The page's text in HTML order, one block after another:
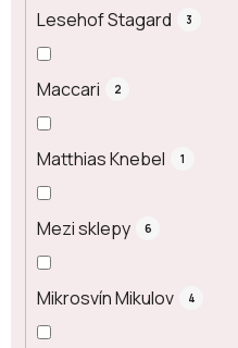
Lesehof Stagard 3
Maccari 2
Matthias Knebel 1
Mezi sklepy 6
Mikrosvín Mikulov 4